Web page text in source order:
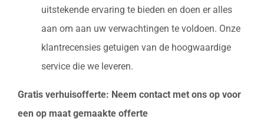
uitstekende ervaring te bieden en doen er alles
aan om aan uw verwachtingen te voldoen. Onze
klantrecensies getuigen van de hoogwaardige
service die we leveren.
Gratis verhuisofferte: Neem contact met ons op voor
een op maat gemaakte offerte